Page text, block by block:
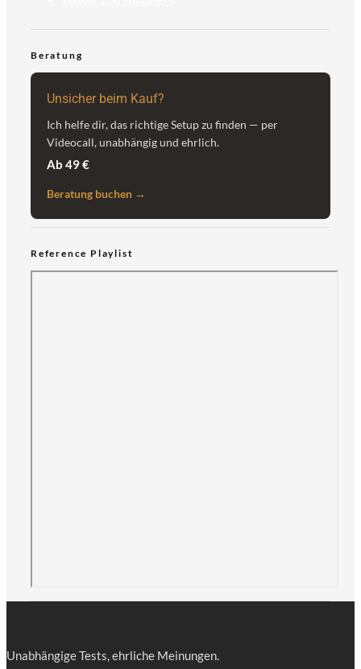
Beratung
Unsicher beim Kauf?
Ich helfe dir, das richtige Setup zu finden — per
Videocall, unabhängig und ehrlich.
Ab 49 €
Beratung buchen →
Reference Playlist
Unab­hän­gi­ge Tests, ehr­li­che Meinungen.